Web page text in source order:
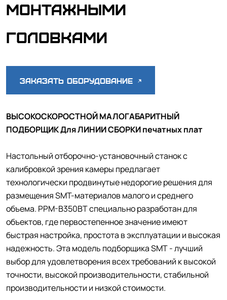
монтажными
головками
Заказать оборудование
ВЫСОКОСКОРОСТНОЙ МАЛОГАБАРИТНЫЙ
ПОДБОРЩИК Для ЛИНИИ СБОРКИ печатных плат
Настольный отборочно-установочный станок с
калибровкой зрения камеры предлагает
технологически продвинутые недорогие решения для
размещения SMT-материалов малого и среднего
объема. PPM-B350BT специально разработан для
объектов, где первостепенное значение имеют
быстрая настройка, простота в эксплуатации и высокая
надежность. Эта модель подборщика SMT - лучший
выбор для удовлетворения всех требований к высокой
точности, высокой производительности, стабильной
производительности и низкой стоимости.